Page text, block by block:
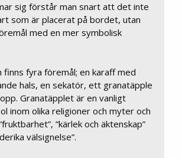
sig förstår man snart att det inte
som är placerat på bordet, utan
med en mer symbolisk
finns fyra föremål; en karaff med
hals, en sekatör, ett granatäpple
Granatäpplet är en vanligt
inom olika religioner och myter och
”kärlek och äktenskap”
välsignelse”.